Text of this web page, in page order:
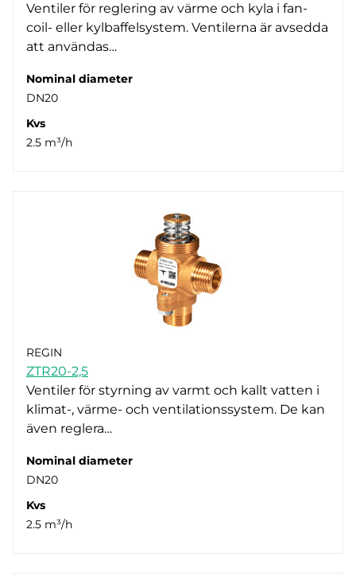
Ventiler för reglering av värme och kyla i fan-
coil- eller kylbaffelsystem. Ventilerna är avsedda
att användas…
Nominal diameter
DN20
Kvs
2.5 m³/h
REGIN
ZTR20-2,5
Ventiler för styrning av varmt och kallt vatten i
klimat-, värme- och ventilationssystem. De kan
även reglera…
Nominal diameter
DN20
Kvs
2.5 m³/h